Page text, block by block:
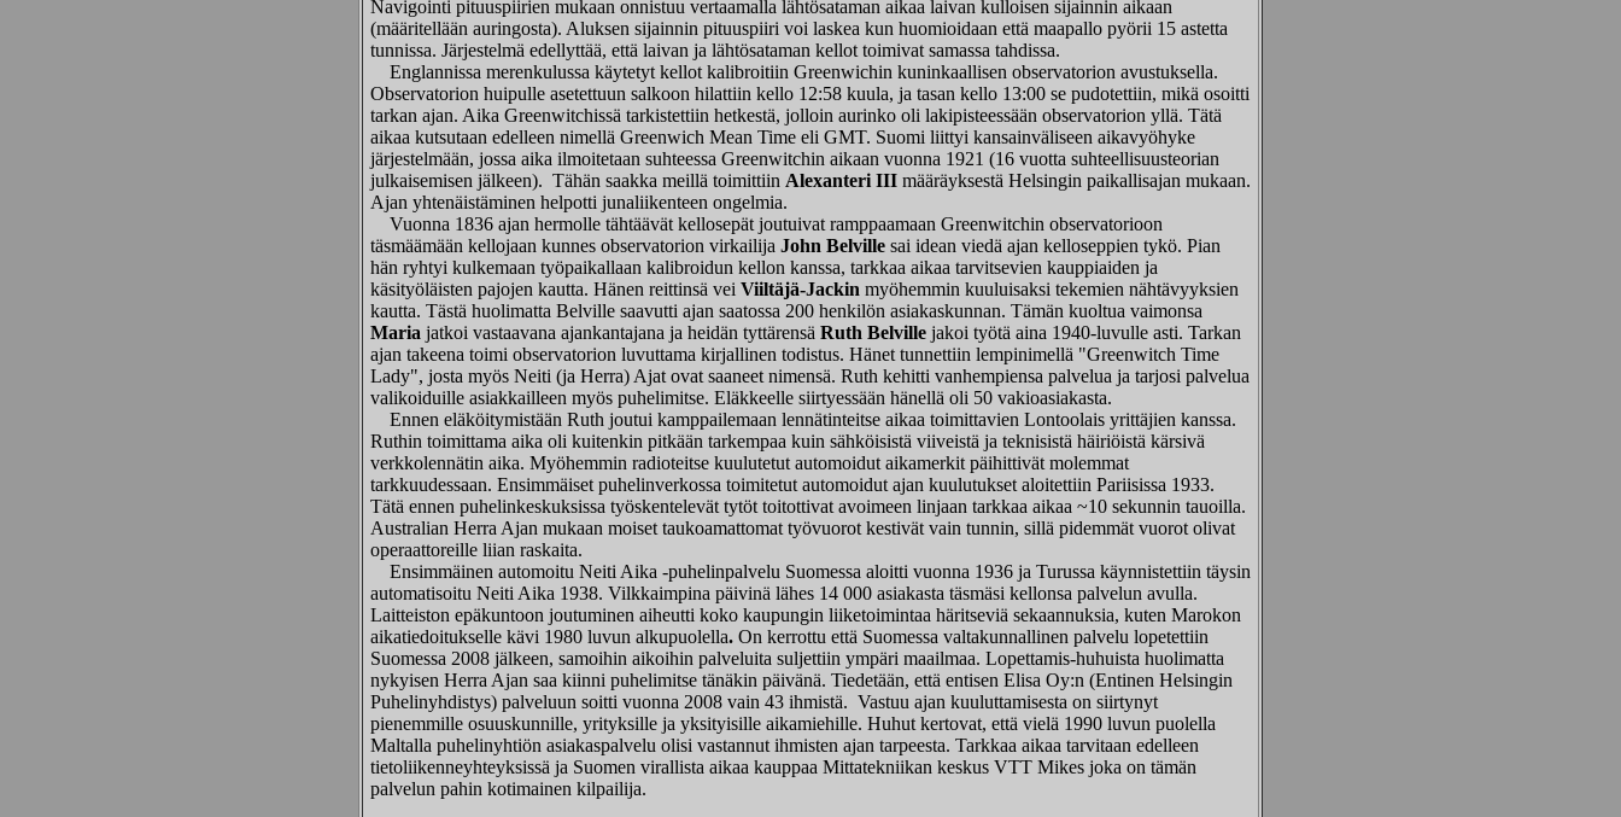
Navigointi pituuspiirien mukaan onnistuu vertaamalla lähtösataman aikaa laivan kulloisen sijainnin aikaan
(määritellään auringosta). Aluksen sijainnin pituuspiiri voi laskea kun huomioidaan että maapallo pyörii 15 astetta
tunnissa. Järjestelmä edellyttää, että laivan ja lähtösataman kellot toimivat samassa tahdissa.
Englannissa merenkulussa käytetyt kellot kalibroitiin Greenwichin kuninkaallisen observatorion avustuksella.
Observatorion huipulle asetettuun salkoon hilattiin kello 12:58 kuula, ja tasan kello 13:00 se pudotettiin, mikä osoitti
tarkan ajan. Aika Greenwitchissä tarkistettiin hetkestä, jolloin aurinko oli lakipisteessään observatorion yllä. Tätä
aikaa kutsutaan edelleen nimellä Greenwich Mean Time eli GMT. Suomi liittyi kansainväliseen aikavyöhyke
järjestelmään, jossa aika ilmoitetaan suhteessa Greenwitchin aikaan vuonna 1921 (16 vuotta suhteellisuusteorian
julkaisemisen jälkeen). Tähän saakka meillä toimittiin Alexanteri III määräyksestä Helsingin paikallisajan mukaan.
Ajan yhtenäistäminen helpotti junaliikenteen ongelmia.
Vuonna 1836 ajan hermolle tähtäävät kellosepät joutuivat ramppaamaan Greenwitchin observatorioon
täsmäämään kellojaan kunnes observatorion virkailija John Belville sai idean viedä ajan kelloseppien tykö. Pian
hän ryhtyi kulkemaan työpaikallaan kalibroidun kellon kanssa, tarkkaa aikaa tarvitsevien kauppiaiden ja
käsityöläisten pajojen kautta. Hänen reittinsä vei Viiltäjä-Jackin myöhemmin kuuluisaksi tekemien nähtävyyksien
kautta. Tästä huolimatta Belville saavutti ajan saatossa 200 henkilön asiakaskunnan. Tämän kuoltua vaimonsa
Maria jatkoi vastaavana ajankantajana ja heidän tyttärensä Ruth Belville jakoi työtä aina 1940-luvulle asti. Tarkan
ajan takeena toimi observatorion luvuttama kirjallinen todistus. Hänet tunnettiin lempinimellä "Greenwitch Time
Lady", josta myös Neiti (ja Herra) Ajat ovat saaneet nimensä. Ruth kehitti vanhempiensa palvelua ja tarjosi palvelua
valikoiduille asiakkailleen myös puhelimitse. Eläkkeelle siirtyessään hänellä oli 50 vakioasiakasta.
Ennen eläköitymistään Ruth joutui kamppailemaan lennätinteitse aikaa toimittavien Lontoolais yrittäjien kanssa.
Ruthin toimittama aika oli kuitenkin pitkään tarkempaa kuin sähköisistä viiveistä ja teknisistä häiriöistä kärsivä
verkkolennätin aika. Myöhemmin radioteitse kuulutetut automoidut aikamerkit päihittivät molemmat
tarkkuudessaan. Ensimmäiset puhelinverkossa toimitetut automoidut ajan kuulutukset aloitettiin Pariisissa 1933.
Tätä ennen puhelinkeskuksissa työskentelevät tytöt toitottivat avoimeen linjaan tarkkaa aikaa ~10 sekunnin tauoilla.
Australian Herra Ajan mukaan moiset taukoamattomat työvuorot kestivät vain tunnin, sillä pidemmät vuorot olivat
operaattoreille liian raskaita.
Ensimmäinen automoitu Neiti Aika -puhelinpalvelu Suomessa aloitti vuonna 1936 ja Turussa käynnistettiin täysin
automatisoitu Neiti Aika 1938. Vilkkaimpina päivinä lähes 14 000 asiakasta täsmäsi kellonsa palvelun avulla.
Laitteiston epäkuntoon joutuminen aiheutti koko kaupungin liiketoimintaa häritseviä sekaannuksia, kuten Marokon
aikatiedoitukselle kävi 1980 luvun alkupuolella. On kerrottu että Suomessa valtakunnallinen palvelu lopetettiin
Suomessa 2008 jälkeen, samoihin aikoihin palveluita suljettiin ympäri maailmaa. Lopettamis-huhuista huolimatta
nykyisen Herra Ajan saa kiinni puhelimitse tänäkin päivänä. Tiedetään, että entisen Elisa Oy:n (Entinen Helsingin
Puhelinyhdistys) palveluun soitti vuonna 2008 vain 43 ihmistä. Vastuu ajan kuuluttamisesta on siirtynyt
pienemmille osuuskunnille, yrityksille ja yksityisille aikamiehille. Huhut kertovat, että vielä 1990 luvun puolella
Maltalla puhelinyhtiön asiakaspalvelu olisi vastannut ihmisten ajan tarpeesta. Tarkkaa aikaa tarvitaan edelleen
tietoliikenneyhteyksissä ja Suomen virallista aikaa kauppaa Mittatekniikan keskus VTT Mikes joka on tämän
palvelun pahin kotimainen kilpailija.